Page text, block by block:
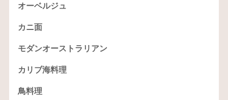
オーベルジュ
カニ面
モダンオーストラリアン
カリブ海料理
鳥料理